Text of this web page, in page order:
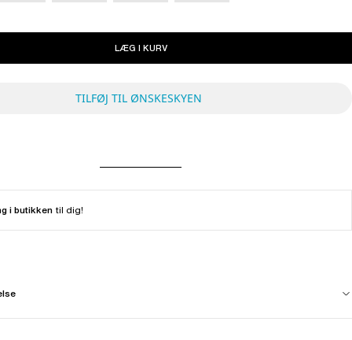
LÆG I KURV
TILFØJ TIL ØNSKESKYEN
i butikken til dig!